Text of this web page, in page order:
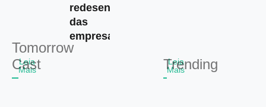
Tomorrow
Cast
Leia
Mais
redesenho
das
empresas
Trending
Leia
Mais